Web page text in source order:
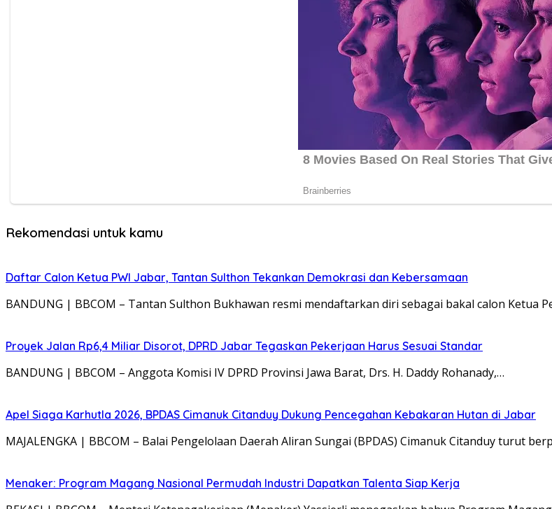
Rekomendasi untuk kamu
Daftar Calon Ketua PWI Jabar, Tantan Sulthon Tekankan Demokrasi dan Kebersamaan
BANDUNG | BBCOM – Tantan Sulthon Bukhawan resmi mendaftarkan diri sebagai bakal calon Ketua
Proyek Jalan Rp6,4 Miliar Disorot, DPRD Jabar Tegaskan Pekerjaan Harus Sesuai Standar
BANDUNG | BBCOM – Anggota Komisi IV DPRD Provinsi Jawa Barat, Drs. H. Daddy Rohanady,…
Apel Siaga Karhutla 2026, BPDAS Cimanuk Citanduy Dukung Pencegahan Kebakaran Hutan di Jabar
MAJALENGKA | BBCOM – Balai Pengelolaan Daerah Aliran Sungai (BPDAS) Cimanuk Citanduy turut
Menaker: Program Magang Nasional Permudah Industri Dapatkan Talenta Siap Kerja